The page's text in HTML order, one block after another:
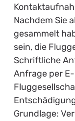
Nachdem Sie
gesammelt
sein, die
Schriftliche
Anfrage per
Grundlage: